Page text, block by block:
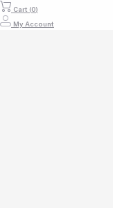
Cart (0)
My Account